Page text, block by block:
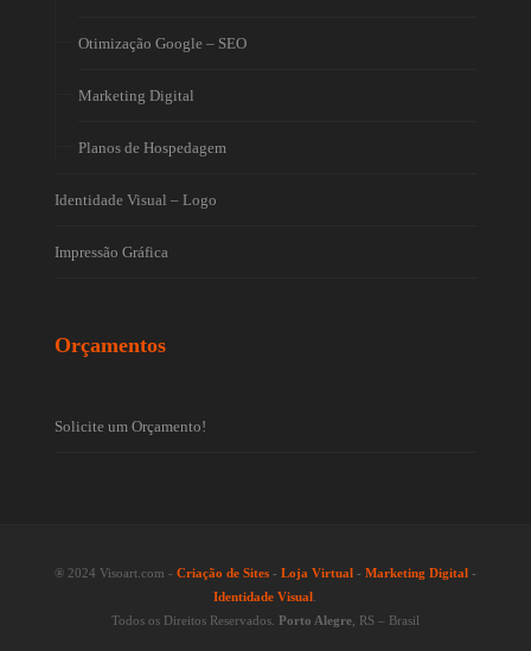
Otimização Google – SEO
Marketing Digital
Planos de Hospedagem
Identidade Visual – Logo
Impressão Gráfica
Orçamentos
Solicite um Orçamento!
® 2024 Visoart.com - Criação de Sites- Loja Virtual- Marketing Digital-
Identidade Visual
Todos os Direitos Reservados. Porto Alegre, RS – Brasil